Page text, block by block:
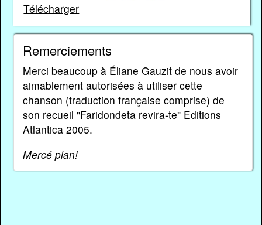
Télécharger
Remerciements
Merci beaucoup à Éliane Gauzit de nous avoir
aimablement autorisées à utiliser cette
chanson (traduction française comprise) de
son recueil "Faridondeta revira-te" Editions
Atlantica 2005.
Mercé plan!